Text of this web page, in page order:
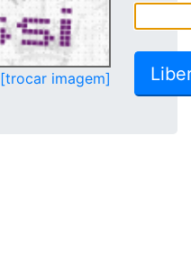
[trocar imagem]